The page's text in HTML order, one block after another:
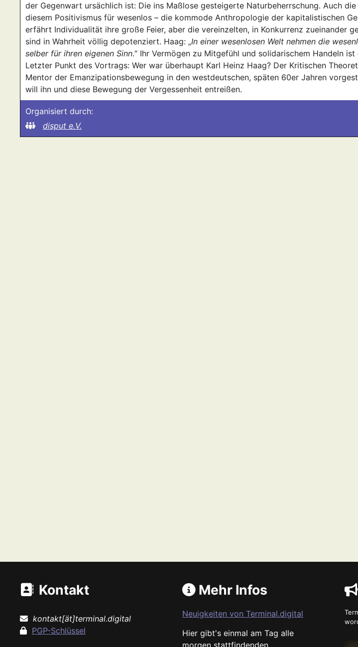
der Gegenwart ursächlich ist: Die ins Maßlose gesteigerte Naturbeherrschung. Auch
diesem Positivismus für wesenlos – die kommode Anthropologie der kapitalistischen
erfährt Individualität ihre große Feier, aber die vereinzelten, in Konkurrenz zueinander
sind in Wahrheit völlig depotenziert. Haag: „In einer wesenlosen Welt nehmen die
selber für ihren eigenen Sinn.“ Ihr Vermögen zu Mitgefühl und solidarischem Handeln ist
Letzter Punkt des Vortrags: Wer war überhaupt Karl Heinz Haag? Der Kritischen
Mentor der Emanzipationsbewegung in den westdeutschen, späten 60er Jahren
will ihn und diese Bewegung der Vergessenheit entreißen.
Organisiert durch:
disput e.V.
Kontakt
kontakt[ät]terminal.digital
PGP-Schlüssel
Mehr Infos
Neuigkeiten von Terminal.digital
Hier gibt's einmal am Tag alle
morgen stattfindenden